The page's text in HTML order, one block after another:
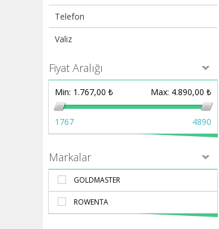
Telefon
Valiz
Fiyat Aralığı
Min: 1.767,00 ₺ Max: 4.890,00 ₺
1767 4890
Markalar
GOLDMASTER
ROWENTA